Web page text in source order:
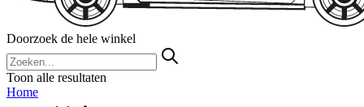
Doorzoek de hele winkel
Toon alle resultaten
Home